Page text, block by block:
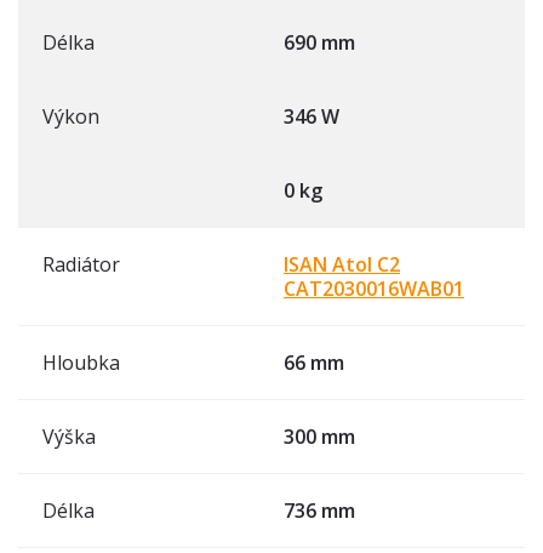
Délka 690 mm
Výkon 346 W
0 kg
Radiátor
ISAN Atol C2
CAT2030016WAB01
Hloubka 66 mm
Výška 300 mm
Délka 736 mm